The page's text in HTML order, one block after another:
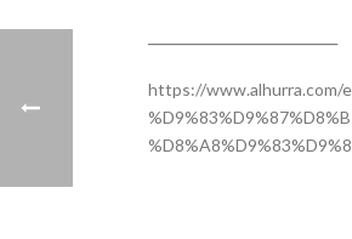
https://www.alhurra.com/